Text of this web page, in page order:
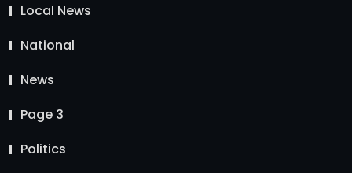
Local News
National
News
Page 3
Politics